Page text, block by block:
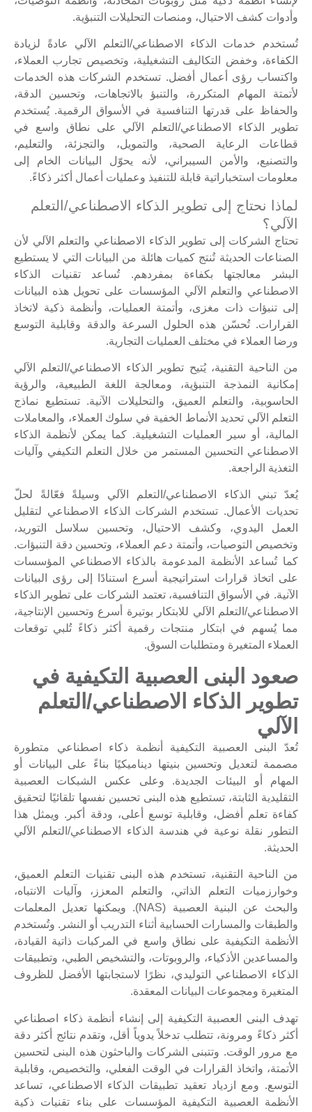
وأدوات كشف الاحتيال، ومنصات التحليلات التنبؤية.
تُستخدم خدمات الذكاء الاصطناعي/التعلم الآلي عادةً لزيادة
الكفاءة، وخفض التكاليف التشغيلية، وتخصيص تجارب العملاء،
واكتساب رؤى أعمال أفضل. تستخدم الشركات هذه الخدمات
لأتمتة المهام المتكررة، والتنبؤ بالاتجاهات، وتحسين الدقة،
والحفاظ على قدرتها التنافسية في الأسواق الرقمية. يُستخدم
تطوير الذكاء الاصطناعي/التعلم الآلي على نطاق واسع في
قطاعات الرعاية الصحية، والتمويل، والتجزئة، والتعليم،
والتصنيع، والأمن السيبراني، لأنه يحوّل البيانات الخام إلى
معلومات استخباراتية قابلة للتنفيذ وعمليات أعمال أكثر ذكاءً.
لماذا نحتاج إلى تطوير الذكاء الاصطناعي/التعلم
الآلي؟
تحتاج الشركات إلى تطوير الذكاء الاصطناعي والتعلم الآلي لأن
الصناعات الحديثة تُنتج كميات هائلة من البيانات التي لا يستطيع
البشر معالجتها بكفاءة بمفردهم. تُساعد تقنيات الذكاء
الاصطناعي والتعلم الآلي المؤسسات على تحويل هذه البيانات
إلى تنبؤات ذات مغزى، وأتمتة العمليات، وأنظمة ذكية لاتخاذ
القرارات. تُحسّن هذه الحلول السرعة والدقة وقابلية التوسع
ورضا العملاء في مختلف العمليات التجارية.
من الناحية التقنية، يُتيح تطوير الذكاء الاصطناعي/التعلم الآلي
إمكانية النمذجة التنبؤية، ومعالجة اللغة الطبيعية، والرؤية
الحاسوبية، والتعلم العميق، والتحليلات الآنية. تستطيع نماذج
التعلم الآلي تحديد الأنماط الخفية في سلوك العملاء، والمعاملات
المالية، أو سير العمليات التشغيلية. كما يمكن لأنظمة الذكاء
الاصطناعي التحسين المستمر من خلال التعلم التكيفي وآليات
التغذية الراجعة.
يُعدّ تبني الذكاء الاصطناعي/التعلم الآلي وسيلةً فعّالةً لحلّ
تحديات الأعمال. تستخدم الشركات الذكاء الاصطناعي لتقليل
العمل اليدوي، وكشف الاحتيال، وتحسين سلاسل التوريد،
وتخصيص التوصيات، وأتمتة دعم العملاء، وتحسين دقة التنبؤات.
كما تُساعد الأنظمة المدعومة بالذكاء الاصطناعي المؤسسات
على اتخاذ قرارات استراتيجية أسرع استنادًا إلى رؤى البيانات
الآنية. في الأسواق التنافسية، تعتمد الشركات على تطوير الذكاء
الاصطناعي/التعلم الآلي للابتكار بوتيرة أسرع وتحسين الإنتاجية،
مما يُسهم في ابتكار منتجات رقمية أكثر ذكاءً تُلبي توقعات
العملاء المتغيرة ومتطلبات السوق.
صعود البنى العصبية التكيفية في
تطوير الذكاء الاصطناعي/التعلم
الآلي
تُعدّ البنى العصبية التكيفية أنظمة ذكاء اصطناعي متطورة
مصممة لتعديل وتحسين بنيتها ديناميكيًا بناءً على البيانات أو
المهام أو البيئات الجديدة. وعلى عكس الشبكات العصبية
التقليدية الثابتة، تستطيع هذه البنى تحسين نفسها تلقائيًا لتحقيق
كفاءة تعلم أفضل، وقابلية توسع أعلى، ودقة أكبر. ويمثل هذا
التطور نقلة نوعية في هندسة الذكاء الاصطناعي/التعلم الآلي
الحديثة.
من الناحية التقنية، تستخدم هذه البنى تقنيات التعلم العميق،
وخوارزميات التعلم الذاتي، والتعلم المعزز، وآليات الانتباه،
والبحث عن البنية العصبية (NAS). ويمكنها تعديل المعلمات
والطبقات والمسارات الحسابية أثناء التدريب أو النشر. وتُستخدم
الأنظمة التكيفية على نطاق واسع في المركبات ذاتية القيادة،
والمساعدين الأذكياء، والروبوتات، والتشخيص الطبي، وتطبيقات
الذكاء الاصطناعي التوليدي، نظرًا لاستجابتها الأفضل للظروف
المتغيرة ومجموعات البيانات المعقدة.
تهدف البنى العصبية التكيفية إلى إنشاء أنظمة ذكاء اصطناعي
أكثر ذكاءً ومرونة، تتطلب تدخلاً يدوياً أقل، وتقدم نتائج أكثر دقة
مع مرور الوقت. وتتبنى الشركات والباحثون هذه البنى لتحسين
الأتمتة، واتخاذ القرارات في الوقت الفعلي، والتخصيص، وقابلية
التوسع. ومع ازدياد تعقيد تطبيقات الذكاء الاصطناعي، تساعد
الأنظمة العصبية التكيفية المؤسسات على بناء تقنيات ذكية